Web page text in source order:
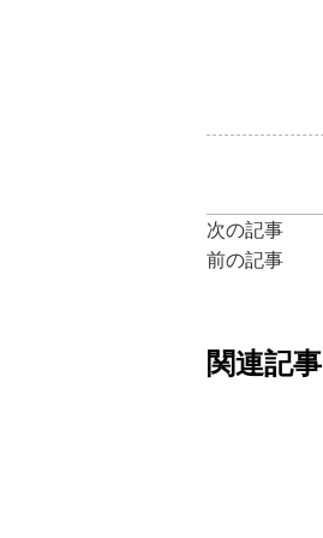
次の記事
前の記事
関連記事